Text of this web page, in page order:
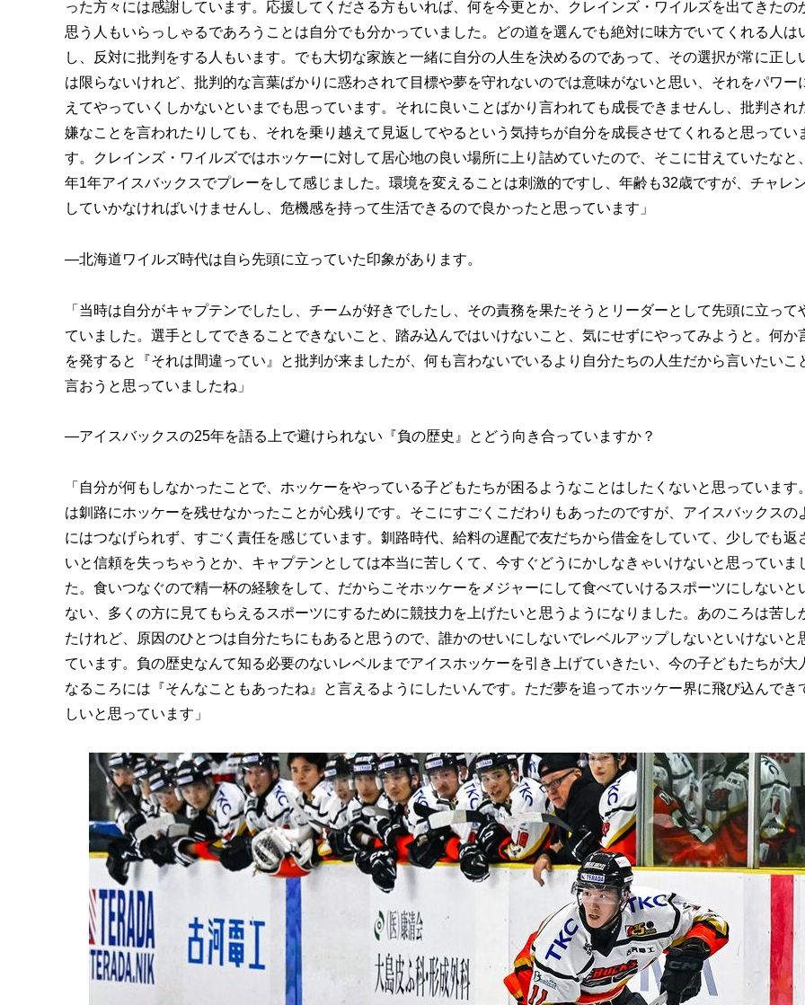
った方々には感謝しています。応援してくださる方もいれば、何を今更とか、クレインズ・ワイルズを出てきたの
思う人もいらっしゃるであろうことは自分でも分かっていました。どの道を選んでも絶対に味方でいてくれる人は
し、反対に批判をする人もいます。でも大切な家族と一緒に自分の人生を決めるのであって、その選択が常に正し
は限らないけれど、批判的な言葉ばかりに惑わされて目標や夢を守れないのでは意味がないと思い、それをパワー
えてやっていくしかないといまでも思っています。それに良いことばかり言われても成長できませんし、批判され
嫌なことを言われたりしても、それを乗り越えて見返してやるという気持ちが自分を成長させてくれると思ってい
す。クレインズ・ワイルズではホッケーに対して居心地の良い場所に上り詰めていたので、そこに甘えていたなと
年1年アイスバックスでプレーをして感じました。環境を変えることは刺激的ですし、年齢も32歳ですが、チャレ
していかなければいけませんし、危機感を持って生活できるので良かったと思っています」
―北海道ワイルズ時代は自ら先頭に立っていた印象があります。
「当時は自分がキャプテンでしたし、チームが好きでしたし、その責務を果たそうとリーダーとして先頭に立って
ていました。選手としてできることできないこと、踏み込んではいけないこと、気にせずにやってみようと。何か
を発すると『それは間違ってい』と批判が来ましたが、何も言わないでいるより自分たちの人生だから言いたいこ
言おうと思っていましたね」
―アイスバックスの25年を語る上で避けられない『負の歴史』とどう向き合っていますか？
「自分が何もしなかったことで、ホッケーをやっている子どもたちが困るようなことはしたくないと思っています
は釧路にホッケーを残せなかったことが心残りです。そこにすごくこだわりもあったのですが、アイスバックスの
にはつなげられず、すごく責任を感じています。釧路時代、給料の遅配で友だちから借金をしていて、少しでも返
いと信頼を失っちゃうとか、キャプテンとしては本当に苦しくて、今すぐどうにかしなきゃいけないと思っていま
た。食いつなぐので精一杯の経験をして、だからこそホッケーをメジャーにして食べていけるスポーツにしないと
ない、多くの方に見てもらえるスポーツにするために競技力を上げたいと思うようになりました。あのころは苦し
たけれど、原因のひとつは自分たちにもあると思うので、誰かのせいにしないでレベルアップしないといけないと
ています。負の歴史なんて知る必要のないレベルまでアイスホッケーを引き上げていきたい、今の子どもたちが大
なるころには『そんなこともあったね』と言えるようにしたいんです。ただ夢を追ってホッケー界に飛び込んでき
しいと思っています」